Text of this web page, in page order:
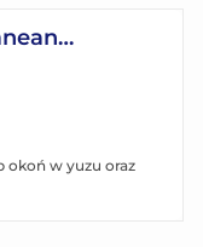
okoń w yuzu oraz